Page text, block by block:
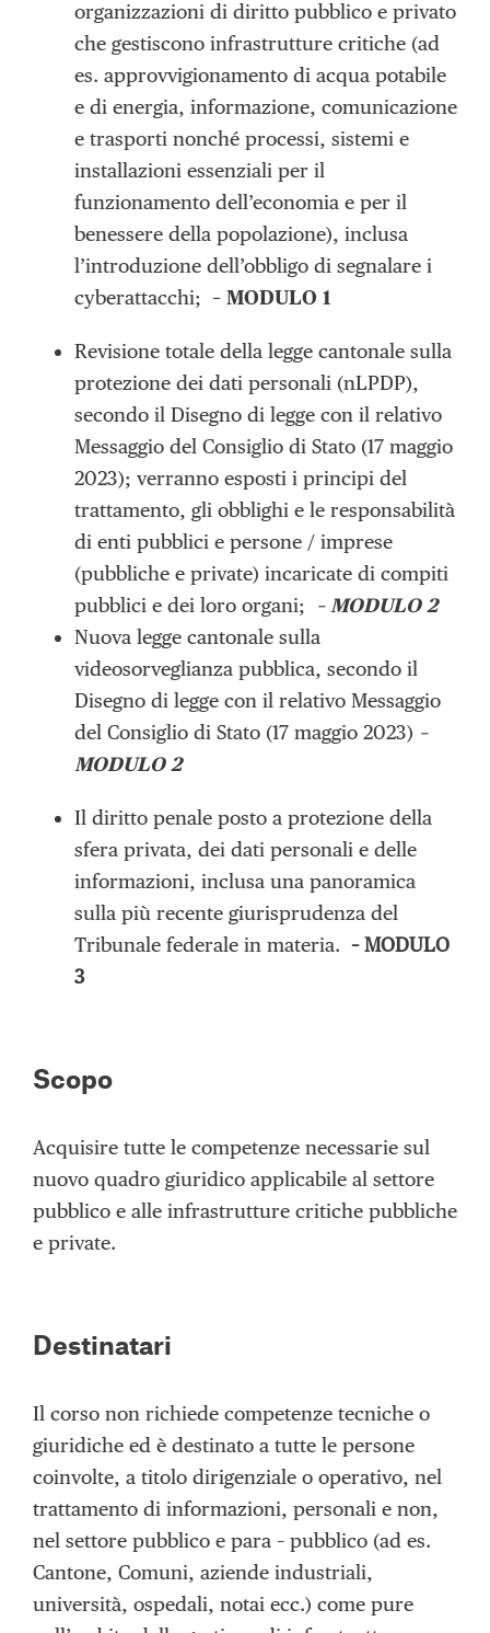
organizzazioni di diritto pubblico e privato
che gestiscono infrastrutture critiche (ad
es. approvvigionamento di acqua potabile
e di energia, informazione, comunicazione
e trasporti nonché processi, sistemi e
installazioni essenziali per il
funzionamento dell’economia e per il
benessere della popolazione), inclusa
l’introduzione dell’obbligo di segnalare i
cyberattacchi; – MODULO 1
Revisione totale della legge cantonale sulla
protezione dei dati personali (nLPDP),
secondo il Disegno di legge con il relativo
Messaggio del Consiglio di Stato (17 maggio
2023); verranno esposti i principi del
trattamento, gli obblighi e le responsabilità
di enti pubblici e persone / imprese
(pubbliche e private) incaricate di compiti
pubblici e dei loro organi;
– MODULO 2
Nuova legge cantonale sulla
videosorveglianza pubblica, secondo il
Disegno di legge con il relativo Messaggio
del Consiglio di Stato (17 maggio 2023) –
MODULO 2
Il diritto penale posto a protezione della
sfera privata, dei dati personali e delle
informazioni, inclusa una panoramica
sulla più recente giurisprudenza del
Tribunale federale in materia. – MODULO
3
Scopo
Acquisire tutte le competenze necessarie sul
nuovo quadro giuridico applicabile al settore
pubblico e alle infrastrutture critiche pubbliche
e private.
Destinatari
Il corso non richiede competenze tecniche o
giuridiche ed è destinato a tutte le persone
coinvolte, a titolo dirigenziale o operativo, nel
trattamento di informazioni, personali e non,
nel settore pubblico e para – pubblico (ad es.
Cantone, Comuni, aziende industriali,
università, ospedali, notai ecc.) come pure